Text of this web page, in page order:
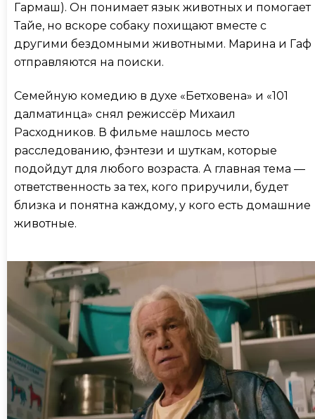
Гармаш). Он понимает язык животных и помогает
Тайе, но вскоре собаку похищают вместе с
другими бездомными животными. Марина и Гаф
отправляются на поиски.
Семейную комедию в духе «Бетховена» и «101
далматинца» снял режиссёр Михаил
Расходников. В фильме нашлось место
расследованию, фэнтези и шуткам, которые
подойдут для любого возраста. А главная тема —
ответственность за тех, кого приручили, будет
близка и понятна каждому, у кого есть домашние
животные.